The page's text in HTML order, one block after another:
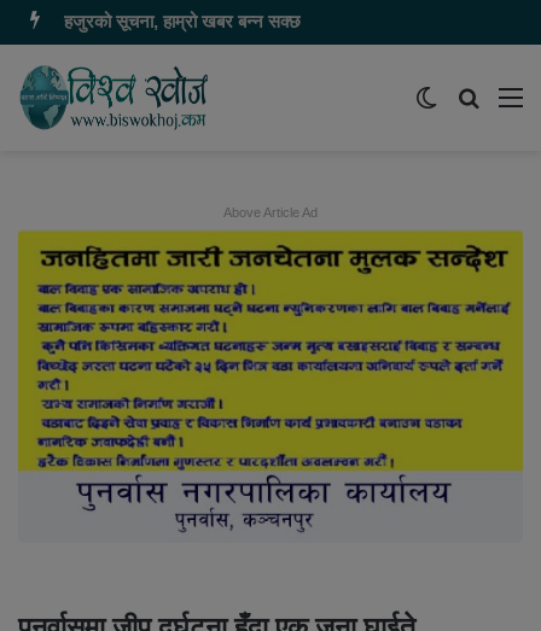
हजुरको सूचना, हाम्रो खबर बन्न सक्छ
समाचार
Switch
Above Article Ad